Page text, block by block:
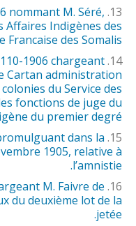
nommant M. Séré,
Affaires Indigènes des
Francaise des Somalis.
1906 chargeant
Cartan administration
du Service des
fonctions de juge du
du premier degré.
dans la
1905, relative à
l’amnistie.
M. Faivre de
du deuxième lot de la
jetée.